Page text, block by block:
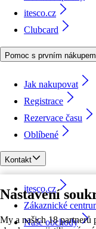
Nastavení
My a našich 18 partnerů
itesco.cz
Clubcard
Pomoc s prvním nákupem
Jak nakupovat
Registrace
Rezervace času
Oblíbené
Kontakt
itesco.cz
Zákaznické
Naše obchody